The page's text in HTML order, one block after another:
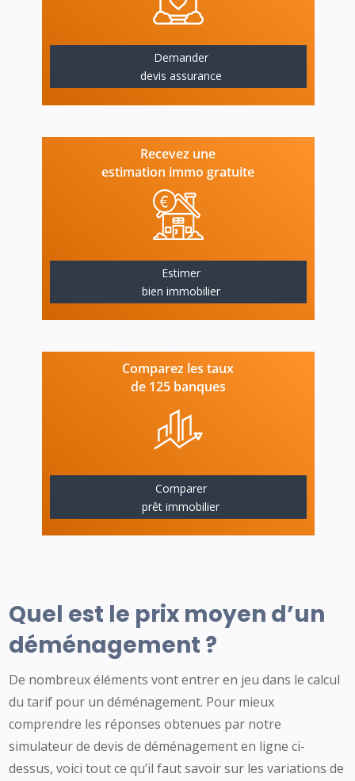
Demander
devis assurance
Recevez une
estimation immo gratuite
Estimer
bien immobilier
Comparez les taux
de 125 banques
Comparer
prêt immobilier
Quel est le prix moyen d’un
déménagement ?
De nombreux éléments vont entrer en jeu dans le calcul
du tarif pour un déménagement. Pour mieux
comprendre les réponses obtenues par notre
simulateur de devis de déménagement en ligne ci-
dessus, voici tout ce qu’il faut savoir sur les variations de